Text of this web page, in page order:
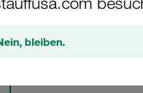
bleiben.
4 Kategorien